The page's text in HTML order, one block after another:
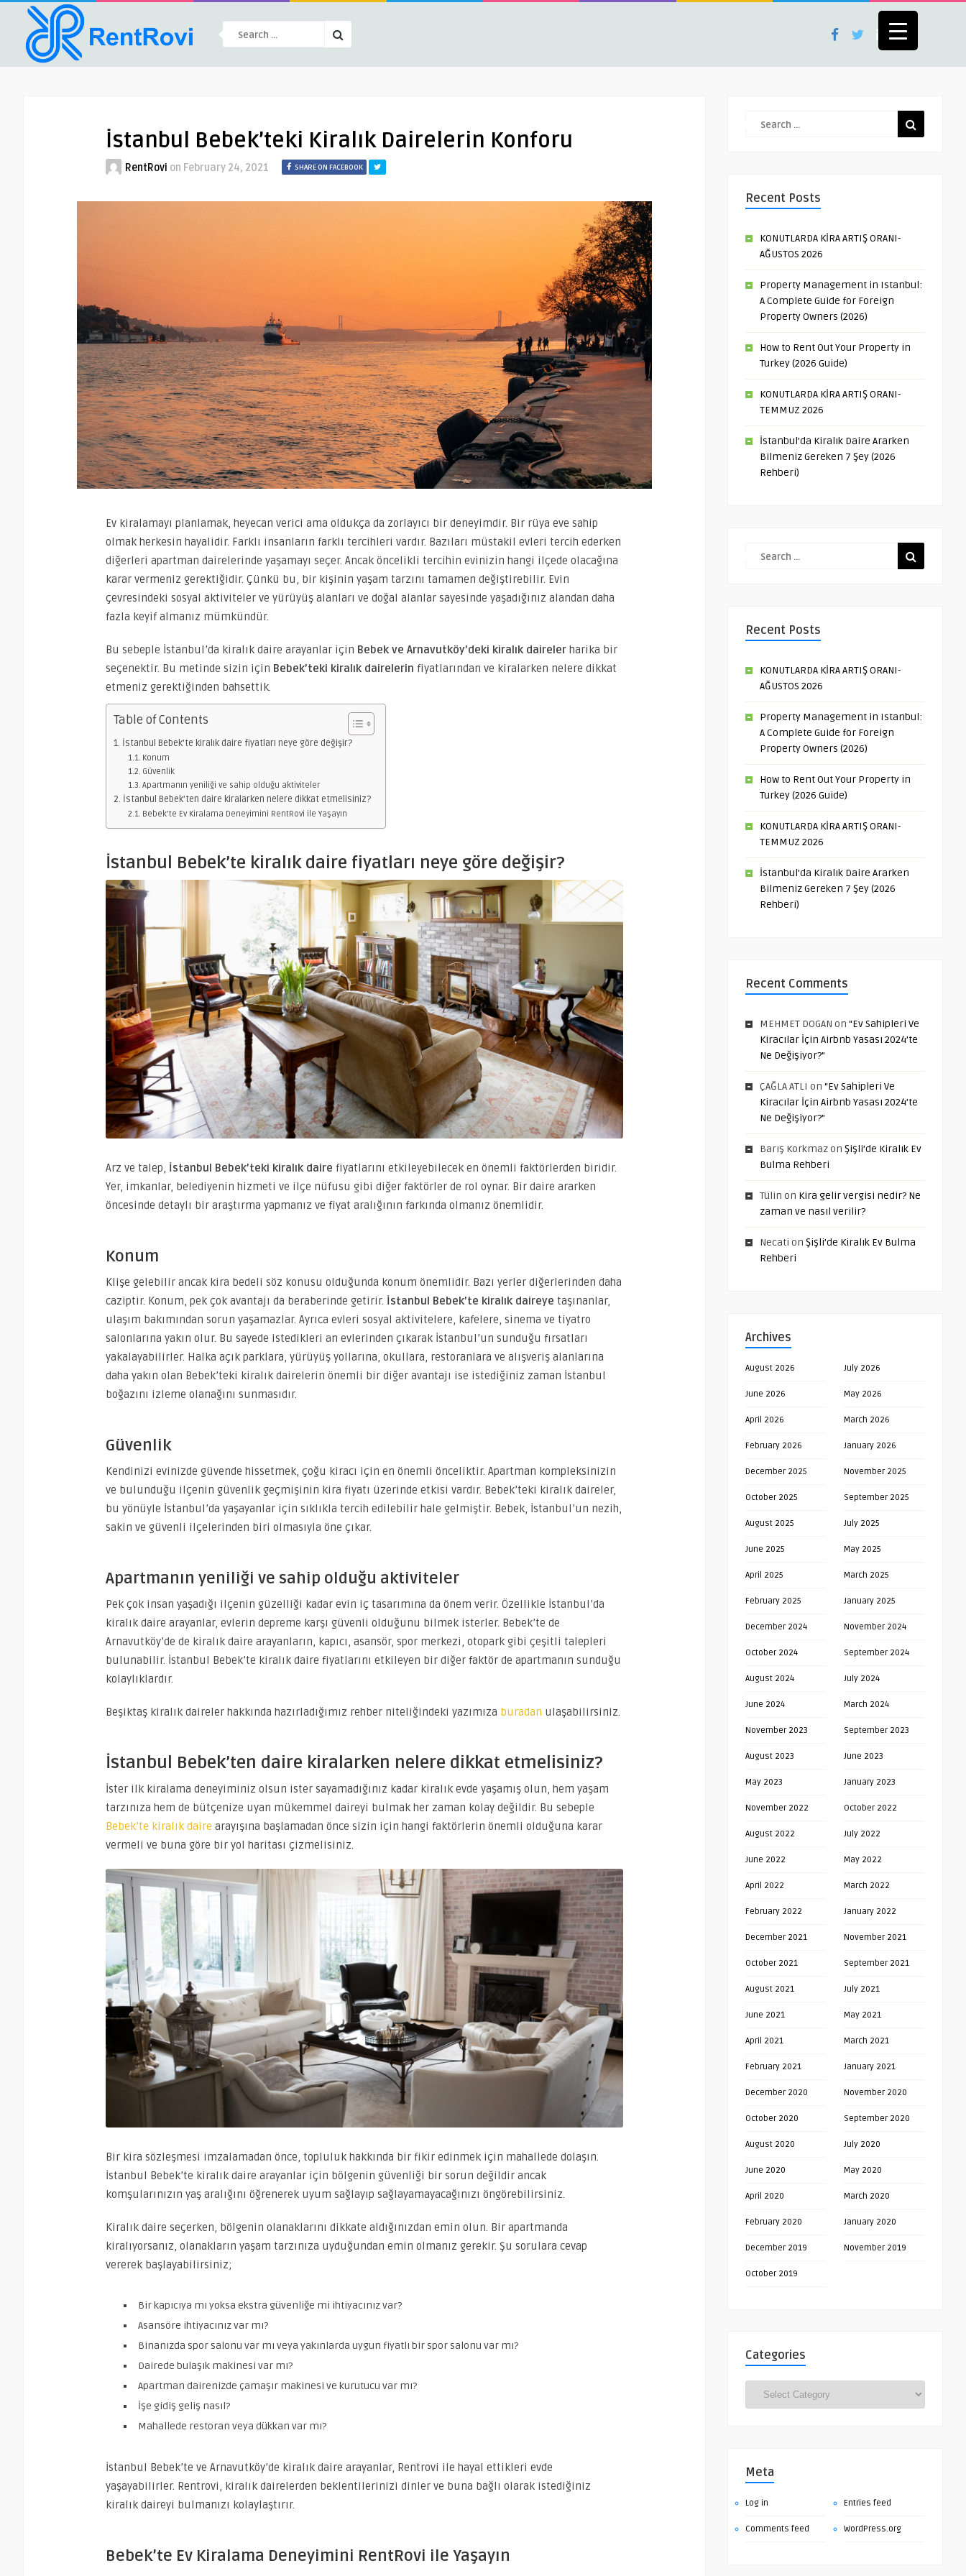
İstanbul Bebek’teki Kiralık Dairelerin Konforu
RentRovi on February 24, 2021 SHARE ON FACEBOOK
Ev kiralamayı planlamak, heyecan verici ama oldukça da zorlayıcı bir deneyimdir. Bir rüya eve sahip
olmak herkesin hayalidir. Farklı insanların farklı tercihleri vardır. Bazıları müstakil evleri tercih ederken
diğerleri apartman dairelerinde yaşamayı seçer. Ancak öncelikli tercihin evinizin hangi ilçede olacağına
karar vermeniz gerektiğidir. Çünkü bu, bir kişinin yaşam tarzını tamamen değiştirebilir. Evin
çevresindeki sosyal aktiviteler ve yürüyüş alanları ve doğal alanlar sayesinde yaşadığınız alandan daha
fazla keyif almanız mümkündür.
Bu sebeple İstanbul’da kiralık daire arayanlar için Bebek ve Arnavutköy’deki kiralık daireler harika bir
seçenektir. Bu metinde sizin için Bebek’teki kiralık dairelerin fiyatlarından ve kiralarken nelere dikkat
etmeniz gerektiğinden bahsettik.
Table of Contents
İstanbul Bebek’te kiralık daire fiyatları neye göre değişir?
Konum
Güvenlik
Apartmanın yeniliği ve sahip olduğu aktiviteler
İstanbul Bebek’ten daire kiralarken nelere dikkat etmelisiniz?
Bebek’te Ev Kiralama Deneyimini RentRovi ile Yaşayın
İstanbul Bebek’te kiralık daire fiyatları neye göre değişir?
Arz ve talep, İstanbul Bebek’teki kiralık daire fiyatlarını etkileyebilecek en önemli faktörlerden biridir.
Yer, imkanlar, belediyenin hizmeti ve ilçe nüfusu gibi diğer faktörler de rol oynar. Bir daire ararken
öncesinde detaylı bir araştırma yapmanız ve fiyat aralığının farkında olmanız önemlidir.
Konum
Klişe gelebilir ancak kira bedeli söz konusu olduğunda konum önemlidir. Bazı yerler diğerlerinden daha
caziptir. Konum, pek çok avantajı da beraberinde getirir. İstanbul Bebek’te kiralık daireye taşınanlar,
ulaşım bakımından sorun yaşamazlar. Ayrıca evleri sosyal aktivitelere, kafelere, sinema ve tiyatro
salonlarına yakın olur. Bu sayede istedikleri an evlerinden çıkarak İstanbul’un sunduğu fırsatları
yakalayabilirler. Halka açık parklara, yürüyüş yollarına, okullara, restoranlara ve alışveriş alanlarına
daha yakın olan Bebek’teki kiralık dairelerin önemli bir diğer avantajı ise istediğiniz zaman İstanbul
boğazını izleme olanağını sunmasıdır.
Güvenlik
Kendinizi evinizde güvende hissetmek, çoğu kiracı için en önemli önceliktir. Apartman kompleksinizin
ve bulunduğu ilçenin güvenlik geçmişinin kira fiyatı üzerinde etkisi vardır. Bebek’teki kiralık daireler,
bu yönüyle İstanbul’da yaşayanlar için sıklıkla tercih edilebilir hale gelmiştir. Bebek, İstanbul’un nezih,
sakin ve güvenli ilçelerinden biri olmasıyla öne çıkar.
Apartmanın yeniliği ve sahip olduğu aktiviteler
Pek çok insan yaşadığı ilçenin güzelliği kadar evin iç tasarımına da önem verir. Özellikle İstanbul’da
kiralık daire arayanlar, evlerin depreme karşı güvenli olduğunu bilmek isterler. Bebek’te de
Arnavutköy’de de kiralık daire arayanların, kapıcı, asansör, spor merkezi, otopark gibi çeşitli talepleri
bulunabilir. İstanbul Bebek’te kiralık daire fiyatlarını etkileyen bir diğer faktör de apartmanın sunduğu
kolaylıklardır.
Beşiktaş kiralık daireler hakkında hazırladığımız rehber niteliğindeki yazımıza buradan ulaşabilirsiniz.
İstanbul Bebek’ten daire kiralarken nelere dikkat etmelisiniz?
İster ilk kiralama deneyiminiz olsun ister sayamadığınız kadar kiralık evde yaşamış olun, hem yaşam
tarzınıza hem de bütçenize uyan mükemmel daireyi bulmak her zaman kolay değildir. Bu sebeple
Bebek’te kiralık daire arayışına başlamadan önce sizin için hangi faktörlerin önemli olduğuna karar
vermeli ve buna göre bir yol haritası çizmelisiniz.
Bir kira sözleşmesi imzalamadan önce, topluluk hakkında bir fikir edinmek için mahallede dolaşın.
İstanbul Bebek’te kiralık daire arayanlar için bölgenin güvenliği bir sorun değildir ancak
komşularınızın yaş aralığını öğrenerek uyum sağlayıp sağlayamayacağınızı öngörebilirsiniz.
Kiralık daire seçerken, bölgenin olanaklarını dikkate aldığınızdan emin olun. Bir apartmanda
kiralıyorsanız, olanakların yaşam tarzınıza uyduğundan emin olmanız gerekir. Şu sorulara cevap
vererek başlayabilirsiniz;
Bir kapıcıya mı yoksa ekstra güvenliğe mi ihtiyacınız var?
Asansöre ihtiyacınız var mı?
Binanızda spor salonu var mı veya yakınlarda uygun fiyatlı bir spor salonu var mı?
Dairede bulaşık makinesi var mı?
Apartman dairenizde çamaşır makinesi ve kurutucu var mı?
İşe gidiş geliş nasıl?
Mahallede restoran veya dükkan var mı?
İstanbul Bebek’te ve Arnavutköy’de kiralık daire arayanlar, Rentrovi ile hayal ettikleri evde
yaşayabilirler. Rentrovi, kiralık dairelerden beklentilerinizi dinler ve buna bağlı olarak istediğiniz
kiralık daireyi bulmanızı kolaylaştırır.
Bebek’te Ev Kiralama Deneyimini RentRovi ile Yaşayın
Recent Posts
KONUTLARDA KİRA ARTIŞ ORANI-
AĞUSTOS 2026
Property Management in Istanbul:
A Complete Guide for Foreign
Property Owners (2026)
How to Rent Out Your Property in
Turkey (2026 Guide)
KONUTLARDA KİRA ARTIŞ ORANI-
TEMMUZ 2026
İstanbul’da Kiralık Daire Ararken
Bilmeniz Gereken 7 Şey (2026
Rehberi)
Recent Posts
KONUTLARDA KİRA ARTIŞ ORANI-
AĞUSTOS 2026
Property Management in Istanbul:
A Complete Guide for Foreign
Property Owners (2026)
How to Rent Out Your Property in
Turkey (2026 Guide)
KONUTLARDA KİRA ARTIŞ ORANI-
TEMMUZ 2026
İstanbul’da Kiralık Daire Ararken
Bilmeniz Gereken 7 Şey (2026
Rehberi)
Recent Comments
MEHMET DOGAN on “Ev Sahipleri Ve
Kiracılar İçin Airbnb Yasası 2024’te
Ne Değişiyor?”
ÇAĞLA ATLI on “Ev Sahipleri Ve
Kiracılar İçin Airbnb Yasası 2024’te
Ne Değişiyor?”
Barış Korkmazon Şişli’de Kiralık Ev
Bulma Rehberi
Tülin on Kira gelir vergisi nedir? Ne
zaman ve nasıl verilir?
Necati on Şişli’de Kiralık Ev Bulma
Rehberi
Archives
August 2026 July 2026
June 2026 May 2026
April 2026 March 2026
February 2026 January 2026
December 2025 November 2025
October 2025 September 2025
August 2025 July 2025
June 2025 May 2025
April 2025 March 2025
February 2025 January 2025
December 2024 November 2024
October 2024 September 2024
August 2024 July 2024
June 2024 March 2024
November 2023 September 2023
August 2023 June 2023
May 2023 January 2023
November 2022 October 2022
August 2022 July 2022
June 2022 May 2022
April 2022 March 2022
February 2022 January 2022
December 2021 November 2021
October 2021 September 2021
August 2021 July 2021
June 2021 May 2021
April 2021 March 2021
February 2021 January 2021
December 2020 November 2020
October 2020 September 2020
August 2020 July 2020
June 2020 May 2020
April 2020 March 2020
February 2020 January 2020
December 2019 November 2019
October 2019
Categories
Meta
Log in Entries feed
Comments feed WordPress.org